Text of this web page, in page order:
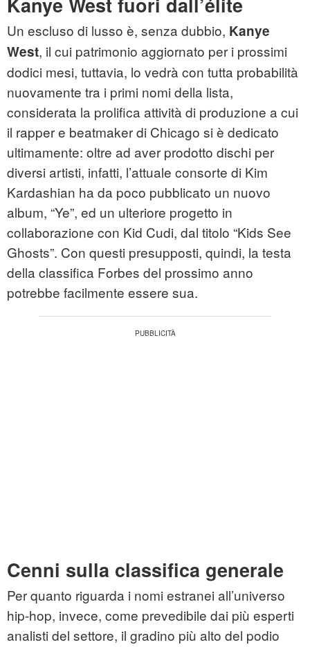
Un escluso di lusso è, senza dubbio, Kanye
West, il cui patrimonio aggiornato per i prossimi
dodici mesi, tuttavia, lo vedrà con tutta probabilità
nuovamente tra i primi nomi della lista,
considerata la prolifica attività di produzione a cui
il rapper e beatmaker di Chicago si è dedicato
ultimamente: oltre ad aver prodotto dischi per
diversi artisti, infatti, l’attuale consorte di Kim
Kardashian ha da poco pubblicato un nuovo
album, “Ye”, ed un ulteriore progetto in
collaborazione con Kid Cudi, dal titolo “Kids See
Ghosts”. Con questi presupposti, quindi, la testa
della classifica Forbes del prossimo anno
potrebbe facilmente essere sua.
Cenni sulla classifica generale
Per quanto riguarda i nomi estranei all’universo
hip-hop, invece, come prevedibile dai più esperti
analisti del settore, il gradino più alto del podio